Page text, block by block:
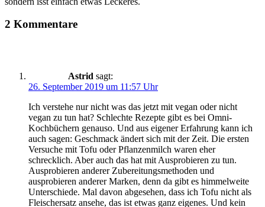
2 Kommentare
Astrid sagt:
26. September 2019 um 11:57 Uhr
Ich verstehe nur nicht was das jetzt mit vegan oder nicht
vegan zu tun hat? Schlechte Rezepte gibt es bei Omni-
Kochbüchern genauso. Und aus eigener Erfahrung kann ich
auch sagen: Geschmack ändert sich mit der Zeit. Die ersten
Versuche mit Tofu oder Pflanzenmilch waren eher
schrecklich. Aber auch das hat mit Ausprobieren zu tun.
Ausprobieren anderer Zubereitungsmethoden und
ausprobieren anderer Marken, denn da gibt es himmelweite
Unterschiede. Mal davon abgesehen, dass ich Tofu nicht als
Fleischersatz ansehe, das ist etwas ganz eigenes. Und kein